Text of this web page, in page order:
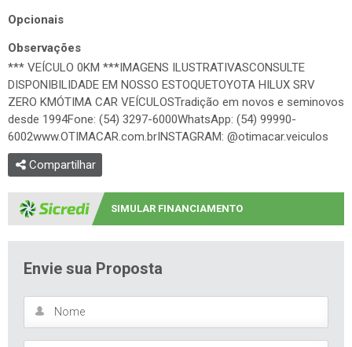
Opcionais
Observações
*** VEÍCULO 0KM ***IMAGENS ILUSTRATIVASCONSULTE
DISPONIBILIDADE EM NOSSO ESTOQUETOYOTA HILUX SRV
ZERO KMÓTIMA CAR VEÍCULOSTradição em novos e seminovos
desde 1994Fone: (54) 3297-6000WhatsApp: (54) 99990-
6002www.OTIMACAR.com.brINSTAGRAM: @otimacar.veiculos
Compartilhar
SIMULAR FINANCIAMENTO
Envie sua Proposta